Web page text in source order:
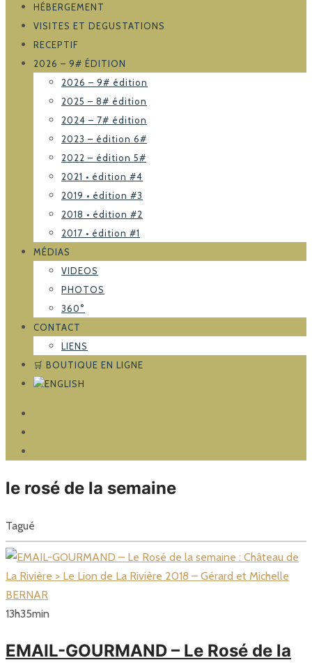
HÉBERGEMENT
VISITES ET DEGUSTATIONS
RECEPTIF
2026 – 9# ÉDITION
2026 – 9# édition
2025 – 8# édition
2024 – 7# édition
2023 – édition 6#
2022 – édition 5#
2021 • édition #4
2019 • édition #3
2018 • édition #2
2017 • édition #1
MÉDIAS
VIDEOS
PHOTOS
360°
CONTACT
LIENS
🛒 BOUTIQUE EN LIGNE
le rosé de la semaine
Tagué
13h35min
EMAIL-GOURMAND – Le Rosé de la